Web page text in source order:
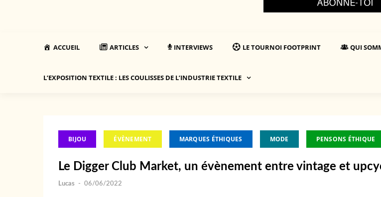
ACCUEIL ARTICLES INTERVIEWS LE TOURNOI FOOTPRINT QUI
L’EXPOSITION TEXTILE : LES COULISSES DE L’INDUSTRIE TEXTILE
BIJOU ÉVÈNEMENT MARQUES ÉTHIQUES MODE PENSONS ÉTHIQUE
Le Digger Club Market, un évènement entre vintage et
Lucas - 06/06/2022